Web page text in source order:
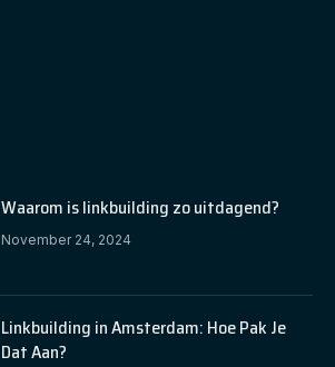
Waarom is linkbuilding zo uitdagend?
November 24, 2024
Linkbuilding in Amsterdam: Hoe Pak Je
Dat Aan?